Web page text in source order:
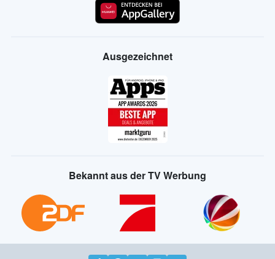
Ausgezeichnet
Bekannt aus der TV Werbung